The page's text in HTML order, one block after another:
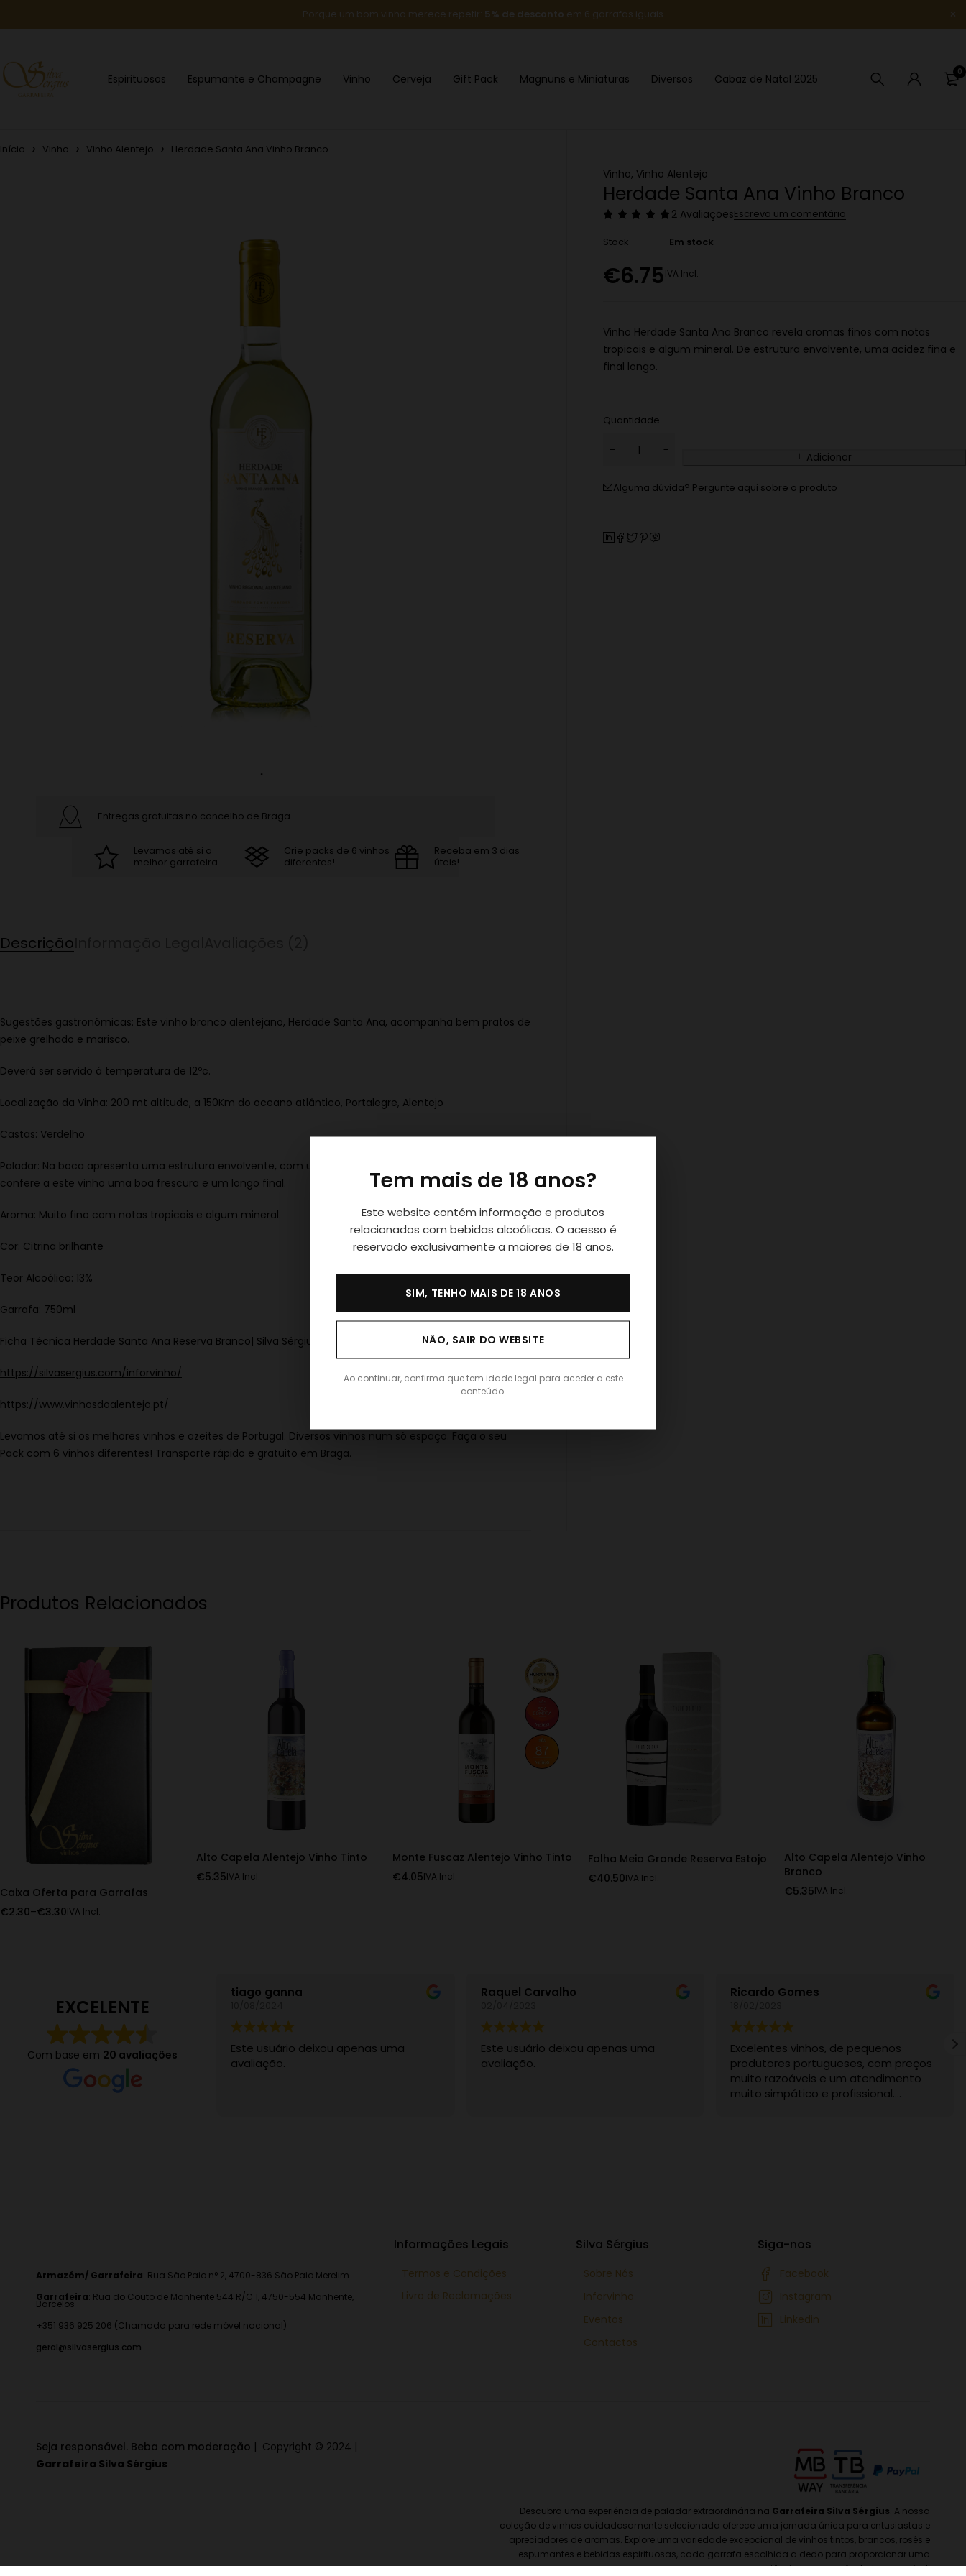
Porque um bom vinho merece repetir: 5% de desconto em 6 garrafas iguais
Espirituosos Espumante e Champagne Vinho Cerveja Gift Pack Magnuns e Miniaturas Diversos Cabaz de Natal 2025
0
Início Vinho Vinho Alentejo Herdade Santa Ana Vinho Branco
Vinho, Vinho Alentejo
Herdade Santa Ana Vinho Branco
2 AvaliaçõesEscreva um comentário
Stock Em stock
€6.75IVA Incl.
Vinho Herdade Santa Ana Branco revela aromas finos com notas
tropicais e algum mineral. De estrutura envolvente, uma acidez fina e
final longo.
Quantidade
Adicionar
Alguma dúvida? Pergunte aqui sobre o produto
Entregas gratuitas no concelho de Braga
Levamos até si a
melhor garrafeira
Crie packs de 6 vinhos
diferentes!
Receba em 3 dias
úteis!
Descrição
Sugestões gastronómicas: Este vinho branco alentejano, Herdade Santa Ana, acompanha bem pratos de
peixe grelhado e marisco.
Deverá ser servido á temperatura de 12ºc.
Localização da Vinha: 200 mt altitude, a 150Km do oceano atlântico, Portalegre, Alentejo
Castas: Verdelho
Paladar: Na boca apresenta uma estrutura envolvente, com uma acidez fina bem enquadrada que
confere a este vinho uma boa frescura e um longo final.
Aroma: Muito fino com notas tropicais e algum mineral.
Cor: Citrina brilhante
Teor Alcoólico: 13%
Garrafa: 750ml
Ficha Técnica Herdade Santa Ana Reserva Branco| Silva Sérgius
https://silvasergius.com/inforvinho/
https://www.vinhosdoalentejo.pt/
Levamos até si os melhores vinhos e azeites de Portugal. Diversos vinhos num só espaço. Faça o seu
Pack com 6 vinhos diferentes! Transporte rápido e gratuito em Braga.
Produtos Relacionados
Caixa Oferta para Garrafas
€2.30–€3.30IVA Incl.
Alto Capela Alentejo Vinho Tinto
€5.35IVA Incl.
Monte Fuscaz Alentejo Vinho Tinto
€4.05IVA Incl.
Folha Meio Grande Reserva Estojo
€40.50IVA Incl.
Alto Capela Alentejo Vinho
Branco
€5.35IVA Incl.
EXCELENTE
Com base em 20 avaliações
tiago ganna
Este usuário deixou apenas uma
avaliação.
Raquel Carvalho
Este usuário deixou apenas uma
avaliação.
Ricardo Gomes
Excelentes vinhos, de pequenos
produtores portugueses, com preços
muito razoáveis e um atendimento
muito simpático e profissional.
Armazém/ Garrafeira: Rua São Paio n° 2, 4700-836 São Paio Merelim
Garrafeira: Rua do Couto de Manhente 544 R/C 1, 4750-554 Manhente,
Barcelos
+351 936 925 206 (Chamada para rede móvel nacional)
geral@silvasergius.com
Informações Legais
Termos e Condições
Livro de Reclamações
Silva Sérgius
Sobre Nós
Inforvinho
Eventos
Contactos
Siga-nos
Facebook
Instagram
Linkedin
Seja responsável. Beba com moderação | Copyright © 2024 |
Garrafeira Silva Sérgius
Descubra uma experiência de paladar extraordinária na Garrafeira Silva Sérgius. A nossa
coleção de vinhos cuidadosamente selecionada oferece uma jornada única para entusiastas e
apreciadores de aromas. Explore uma variedade excepcional de vinhos tintos, brancos, rosés e
espumantes e bebidas espirituosas, cada garrafa escolhida a dedo para proporcionar uma
experiência incomparável e inesquecível.
Tem mais de 18 anos?
Este website contém informação e produtos
relacionados com bebidas alcoólicas. O acesso é
reservado exclusivamente a maiores de 18 anos.
SIM, TENHO MAIS DE 18 ANOS
NÃO, SAIR DO WEBSITE
Ao continuar, confirma que tem idade legal para aceder a este
conteúdo.